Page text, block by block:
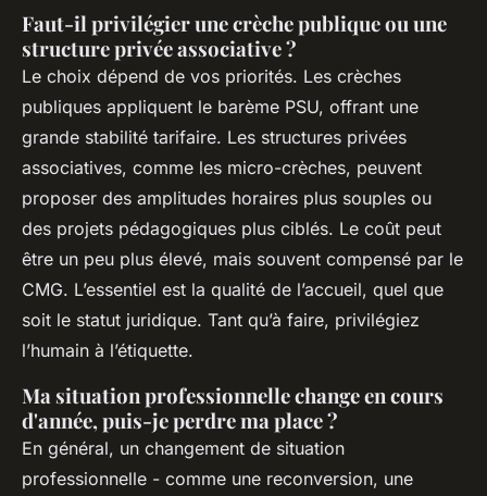
Faut-il privilégier une crèche publique ou une
structure privée associative ?
Le choix dépend de vos priorités. Les crèches
publiques appliquent le barème PSU, offrant une
grande stabilité tarifaire. Les structures privées
associatives, comme les micro-crèches, peuvent
proposer des amplitudes horaires plus souples ou
des projets pédagogiques plus ciblés. Le coût peut
être un peu plus élevé, mais souvent compensé par le
CMG. L’essentiel est la qualité de l’accueil, quel que
soit le statut juridique. Tant qu’à faire, privilégiez
l’humain à l’étiquette.
Ma situation professionnelle change en cours
d'année, puis-je perdre ma place ?
En général, un changement de situation
professionnelle - comme une reconversion, une